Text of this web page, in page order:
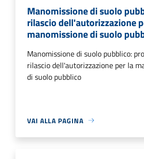
Manomissione di suolo
rilascio dell'autorizzazione
manomissione di suolo
Manomissione di suolo pubblico:
rilascio dell'autorizzazione per la
di suolo pubblico
VAI ALLA PAGINA